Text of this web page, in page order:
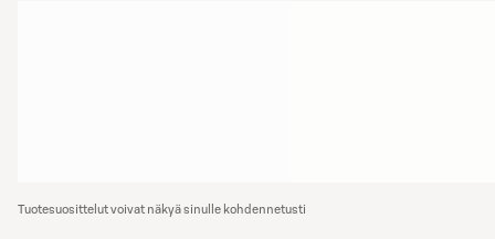
Tuotesuosittelut voivat näkyä sinulle kohdennetusti